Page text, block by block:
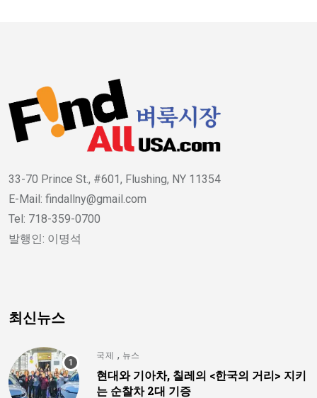
33-70 Prince St., #601, Flushing, NY 11354
E-Mail: findallny@gmail.com
Tel: 718-359-0700
발행인: 이명석
최신뉴스
국제 , 뉴스
현대와 기아차, 칠레의 <한국의 거리> 지키
는 순찰차 2대 기증